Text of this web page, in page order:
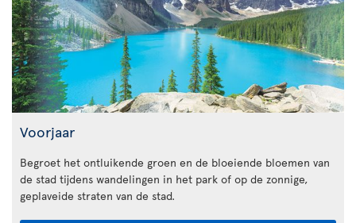
Voorjaar
Begroet het ontluikende groen en de bloeiende bloemen van
de stad tijdens wandelingen in het park of op de zonnige,
geplaveide straten van de stad.